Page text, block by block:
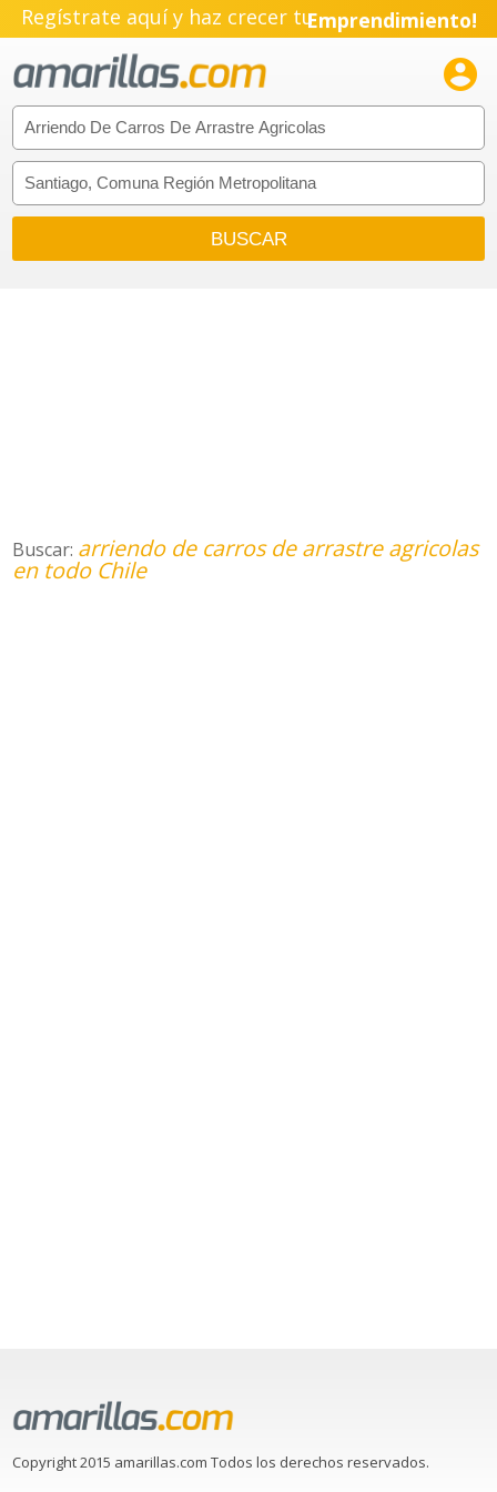
Regístrate aquí y haz crecer tuEmprendimiento!

Buscar: arriendo de carros de arrastre agricolas
en todo Chile
Copyright 2015 amarillas.com Todos los derechos reservados.